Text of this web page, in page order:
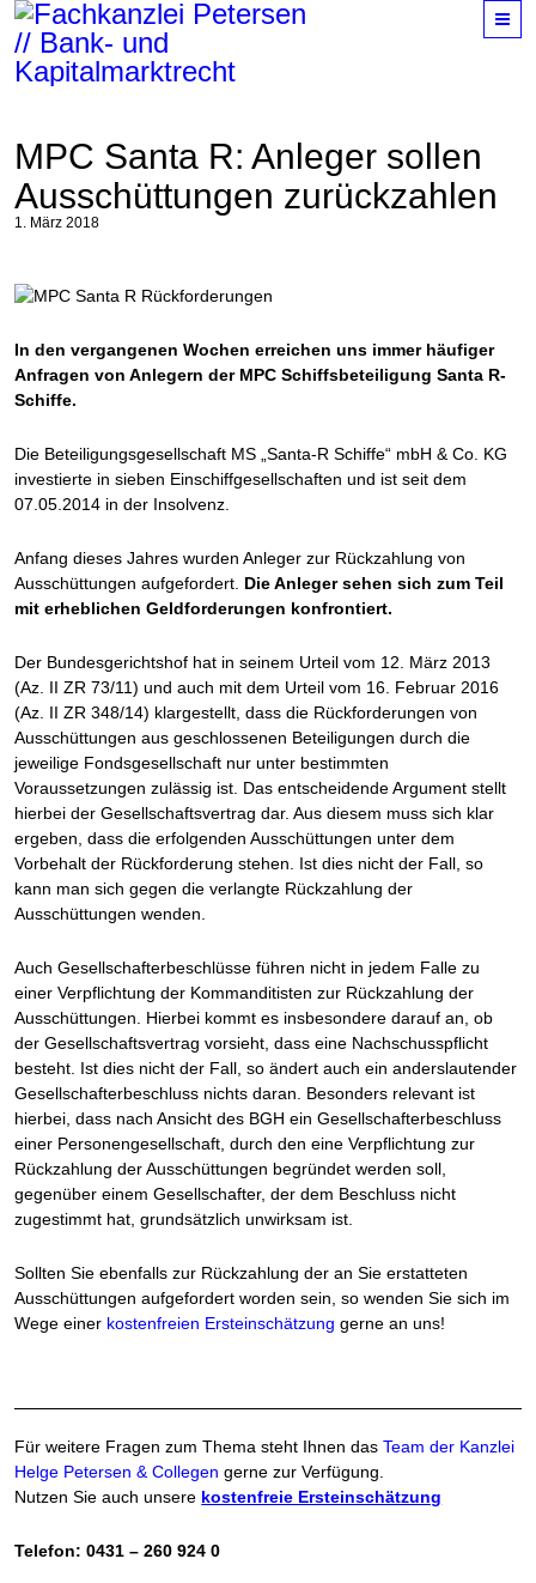
MPC Santa R: Anleger sollen
Ausschüttungen zurückzahlen
1. März 2018
In den vergangenen Wochen erreichen uns immer häufiger
Anfragen von Anlegern der MPC Schiffsbeteiligung Santa R-
Schiffe.
Die Beteiligungsgesellschaft MS „Santa-R Schiffe“ mbH & Co. KG
investierte in sieben Einschiffgesellschaften und ist seit dem
07.05.2014 in der Insolvenz.
Anfang dieses Jahres wurden Anleger zur Rückzahlung von
Ausschüttungen aufgefordert. Die Anleger sehen sich zum Teil
mit erheblichen Geldforderungen konfrontiert.
Der Bundesgerichtshof hat in seinem Urteil vom 12. März 2013
(Az. II ZR 73/11) und auch mit dem Urteil vom 16. Februar 2016
(Az. II ZR 348/14) klargestellt, dass die Rückforderungen von
Ausschüttungen aus geschlossenen Beteiligungen durch die
jeweilige Fondsgesellschaft nur unter bestimmten
Voraussetzungen zulässig ist. Das entscheidende Argument stellt
hierbei der Gesellschaftsvertrag dar. Aus diesem muss sich klar
ergeben, dass die erfolgenden Ausschüttungen unter dem
Vorbehalt der Rückforderung stehen. Ist dies nicht der Fall, so
kann man sich gegen die verlangte Rückzahlung der
Ausschüttungen wenden.
Auch Gesellschafterbeschlüsse führen nicht in jedem Falle zu
einer Verpflichtung der Kommanditisten zur Rückzahlung der
Ausschüttungen. Hierbei kommt es insbesondere darauf an, ob
der Gesellschaftsvertrag vorsieht, dass eine Nachschusspflicht
besteht. Ist dies nicht der Fall, so ändert auch ein anderslautender
Gesellschafterbeschluss nichts daran. Besonders relevant ist
hierbei, dass nach Ansicht des BGH ein Gesellschafterbeschluss
einer Personengesellschaft, durch den eine Verpflichtung zur
Rückzahlung der Ausschüttungen begründet werden soll,
gegenüber einem Gesellschafter, der dem Beschluss nicht
zugestimmt hat, grundsätzlich unwirksam ist.
Sollten Sie ebenfalls zur Rückzahlung der an Sie erstatteten
Ausschüttungen aufgefordert worden sein, so wenden Sie sich im
Wege einer kostenfreien Ersteinschätzung gerne an uns!
Für weitere Fragen zum Thema steht Ihnen dasTeam der Kanzlei
Helge Petersen & Collegen gerne zur Verfügung.
Nutzen Sie auch unsere kostenfreie Ersteinschätzung
Telefon: 0431 – 260 924 0